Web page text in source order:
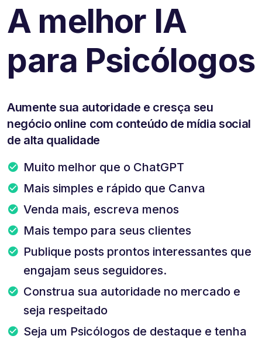
A melhor IA
para Psicólogos
Aumente sua autoridade e cresça seu
negócio online com conteúdo de mídia social
de alta qualidade
Muito melhor que o ChatGPT
Mais simples e rápido que Canva
Venda mais, escreva menos
Mais tempo para seus clientes
Publique posts prontos interessantes que
engajam seus seguidores.
Construa sua autoridade no mercado e
seja respeitado
Seja um Psicólogos de destaque e tenha